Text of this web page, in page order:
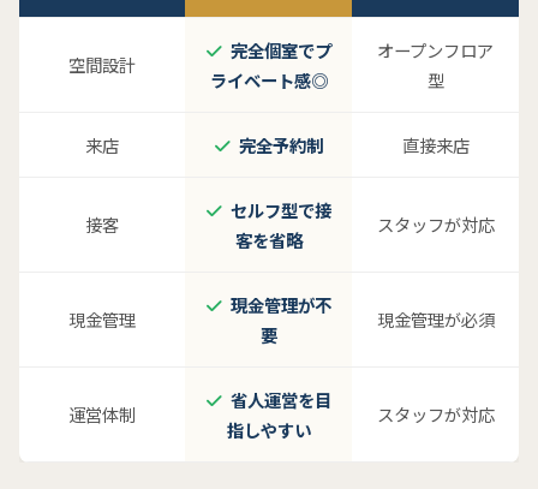
空間設計
完全個室でプ
ライベート感◎
オープンフロア
型
来店 完全予約制 直接来店
接客
セルフ型で接
客を省略
スタッフが対応
現金管理
現金管理が不
要
現金管理が必須
運営体制
省人運営を目
指しやすい
スタッフが対応